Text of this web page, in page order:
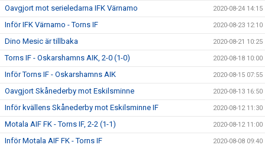
Oavgjort mot serieledarna IFK Värnamo 2020-08-24 14:15
Inför IFK Värnamo - Torns IF 2020-08-23 12:10
Dino Mesic är tillbaka 2020-08-21 10:25
Torns IF - Oskarshamns AIK, 2-0 (1-0) 2020-08-18 10:00
Inför Torns IF - Oskarshamns AIK 2020-08-15 07:55
Oavgjort Skånederby mot Eskilsminne 2020-08-13 16:50
Inför kvällens Skånederby mot Eskilsminne IF 2020-08-12 11:30
Motala AIF FK - Torns IF, 2-2 (1-1) 2020-08-12 11:00
Inför Motala AIF FK - Torns IF 2020-08-08 09:40